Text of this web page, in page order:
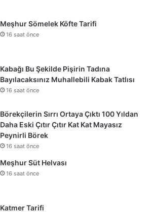
Meşhur Sömelek Köfte Tarifi
16 saat önce
Kabağı Bu Şekilde Pişirin Tadına
Bayılacaksınız Muhallebili Kabak Tatlısı
16 saat önce
Börekçilerin Sırrı Ortaya Çıktı 100 Yıldan
Daha Eski Çıtır Çıtır Kat Kat Mayasız
Peynirli Börek
16 saat önce
Meşhur Süt Helvası
16 saat önce
Katmer Tarifi